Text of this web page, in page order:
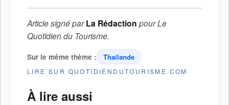
Article signé parLa Rédaction pourLe
Quotidien du Tourisme.
Sur le même thème : Thailande
LIRE SUR QUOTIDIENDUTOURISME.COM
À lire aussi